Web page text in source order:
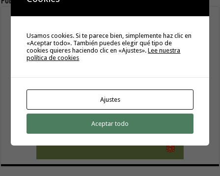
Usamos cookies. Si te parece bien, simplemente haz clic en
«Aceptar todo». También puedes elegir qué tipo de
cookies quieres haciendo clic en «Ajustes».Lee nuestra
política de cookies
Ajustes
Aceptar todo